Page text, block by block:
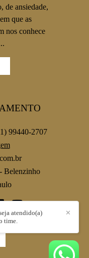
de ansiedade,
que as
nos conhece
99440-2707
Belenzinho
✕
atendido(a)
time.